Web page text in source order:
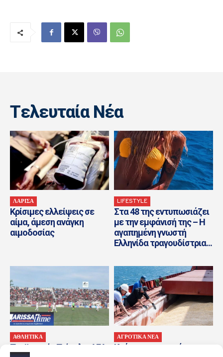
Tελευταία Nέα
ΛΑΡΙΣΑ
Κρίσιμες ελλείψεις σε
αίμα, άμεση ανάγκη
αιμοδοσίας
LIFESTYLE
Στα 48 της εντυπωσιάζει
με την εμφάνισή της – Η
αγαπημένη γνωστή
Ελληνίδα τραγουδίστρια...
ΑΘΛΗΤΙΚΑ
Προϊστορία Τρίκαλα-ΑΕΛ
ΑΓΡΟΤΙΚΑ ΝΕΑ
Καύσωνας και ενέργεια